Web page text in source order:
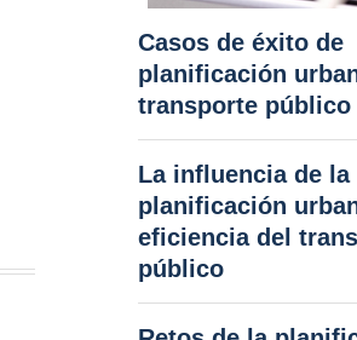
Casos de éxito de
planificación
transporte público
La influencia de la
planificación
eficiencia del
público